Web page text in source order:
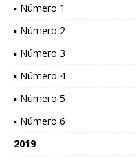
▪ Número 1
▪ Número 2
▪ Número 3
▪ Número 4
▪ Número 5
▪ Número 6
2019